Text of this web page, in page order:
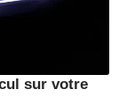
sur votre